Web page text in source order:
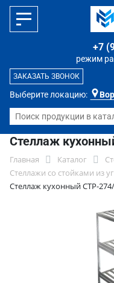
Выберите локацию:
режим
+7
ЗАКАЗАТЬ ЗВОНОК
Стеллаж
Главная Каталог
Стеллажи со стойками из
Стеллаж кухонный СТР-